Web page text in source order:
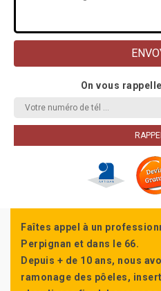
On vous
Faîtes appel à un
Perpignan et dans le 66.
Depuis + de 10 ans, nous
ramonage des pôeles,